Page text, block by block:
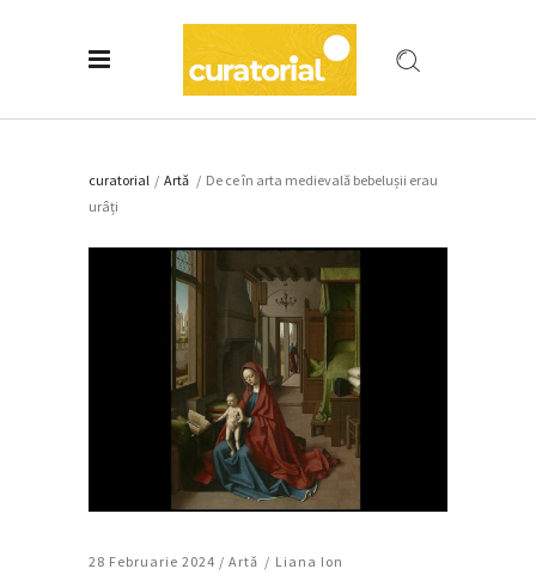
curatorial / Artǎ / De ce în arta medievală bebelușii erau
urâți
28 Februarie 2024 / Artǎ Liana Ion